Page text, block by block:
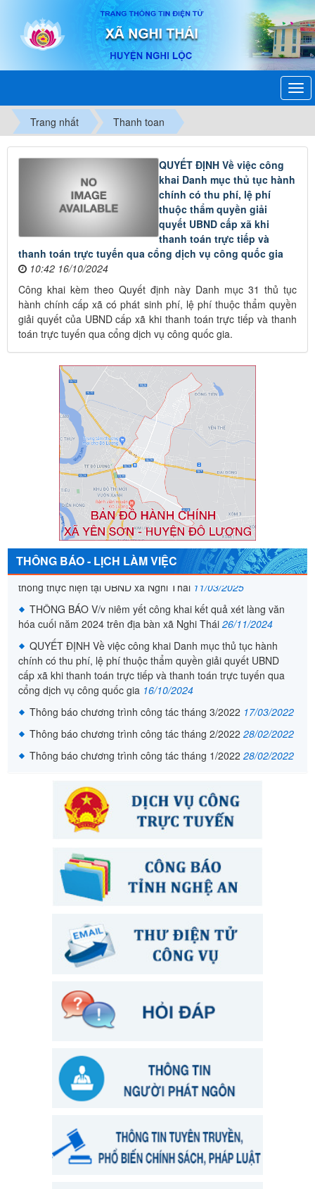
Trang nhất Thanh toan
QUYẾT ĐỊNH Về việc công
khai Danh mục thủ tục hành
chính có thu phí, lệ phí
thuộc thẩm quyền giải
quyết UBND cấp xã khi
thanh toán trực tiếp và
thanh toán trực tuyến qua cổng dịch vụ công quốc gia
10:42 16/10/2024
Công khai kèm theo Quyết định này Danh mục 31 thủ tục
hành chính cấp xã có phát sinh phí, lệ phí thuộc thẩm quyền
giải quyết của UBND cấp xã khi thanh toán trực tiếp và thanh
toán trực tuyến qua cổng dịch vụ công quốc gia.
THÔNG BÁO - LỊCH LÀM VIỆC
QUYẾT ĐỊNH Về việc công khai Danh mục thủ tục hành
chính thực hiện theo cơ chế một cửa, cơ chế một cửa liên
thông thực hiện tại UBND xã Nghi Thái11/03/2025
THÔNG BÁO V/v niêm yết công khai kết quả xét làng văn
hóa cuối năm 2024 trên địa bàn xã Nghi Thái26/11/2024
QUYẾT ĐỊNH Về việc công khai Danh mục thủ tục hành
chính có thu phí, lệ phí thuộc thẩm quyền giải quyết UBND
cấp xã khi thanh toán trực tiếp và thanh toán trực tuyến qua
cổng dịch vụ công quốc gia16/10/2024
Thông báo chương trình công tác tháng 3/2022
Thông báo chương trình công tác tháng 2/2022 28/02/2022
Thông báo chương trình công tác tháng 1/2022 28/02/2022
Lịch công tác Tuần 3503/09/2024
QUYẾT ĐỊNH Về việc công khai Danh mục thủ tục hành
chính thực hiện theo cơ chế một cửa, cơ chế một cửa liên
thông thực hiện tại UBND xã Nghi Thái11/03/2025
hóa cuối năm 2024 trên địa bàn xã Nghi Thái
QUYẾT ĐỊNH Về việc công khai Danh mục thủ tục hành
chính có thu phí, lệ phí thuộc thẩm quyền giải quyết UBND
cổng dịch vụ công quốc gia
16/10/2024
Thông báo chương trình công tác tháng 3/2022
Thông báo chương trình công tác tháng 2/2022
Thông báo chương trình công tác tháng 1/2022
Lịch công tác Tuần 35
03/09/2024